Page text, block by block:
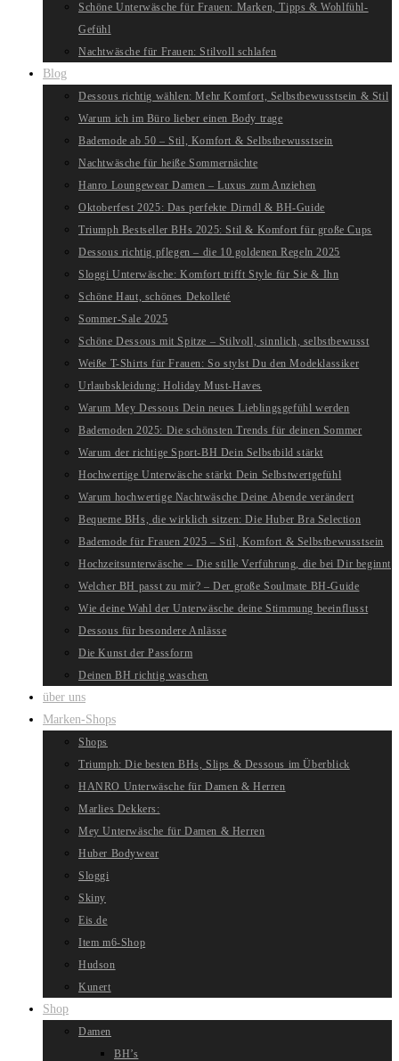
Schöne Unterwäsche für Frauen: Marken, Tipps & Wohlfühl-
Gefühl
Nachtwäsche für Frauen: Stilvoll schlafen
Blog
Dessous richtig wählen: Mehr Komfort, Selbstbewusstsein & Stil
Warum ich im Büro lieber einen Body trage
Bademode ab 50 – Stil, Komfort & Selbstbewusstsein
Nachtwäsche für heiße Sommernächte
Hanro Loungewear Damen – Luxus zum Anziehen
Oktoberfest 2025: Das perfekte Dirndl & BH-Guide
Triumph Bestseller BHs 2025: Stil & Komfort für große Cups
Dessous richtig pflegen – die 10 goldenen Regeln 2025
Sloggi Unterwäsche: Komfort trifft Style für Sie & Ihn
Schöne Haut, schönes Dekolleté
Sommer-Sale 2025
Schöne Dessous mit Spitze – Stilvoll, sinnlich, selbstbewusst
Weiße T-Shirts für Frauen: So stylst Du den Modeklassiker
Urlaubskleidung: Holiday Must-Haves
Warum Mey Dessous Dein neues Lieblingsgefühl werden
Bademoden 2025: Die schönsten Trends für deinen Sommer
Warum der richtige Sport-BH Dein Selbstbild stärkt
Hochwertige Unterwäsche stärkt Dein Selbstwertgefühl
Warum hochwertige Nachtwäsche Deine Abende verändert
Bequeme BHs, die wirklich sitzen: Die Huber Bra Selection
Bademode für Frauen 2025 – Stil, Komfort & Selbstbewusstsein
Hochzeitsunterwäsche – Die stille Verführung, die bei Dir beginnt
Welcher BH passt zu mir? – Der große Soulmate BH-Guide
Wie deine Wahl der Unterwäsche deine Stimmung beeinflusst
Dessous für besondere Anlässe
Die Kunst der Passform
Deinen BH richtig waschen
über uns
Marken-Shops
Shops
Triumph: Die besten BHs, Slips & Dessous im Überblick
HANRO Unterwäsche für Damen & Herren
Marlies Dekkers:
Mey Unterwäsche für Damen & Herren
Huber Bodywear
Sloggi
Skiny
Eis.de
Item m6-Shop
Hudson
Kunert
Shop
Damen
BH’s